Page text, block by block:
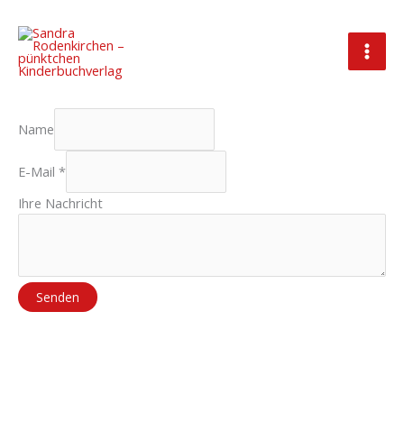
Inhalt
springen
Name
E-Mail *
Ihre Nachricht
Senden